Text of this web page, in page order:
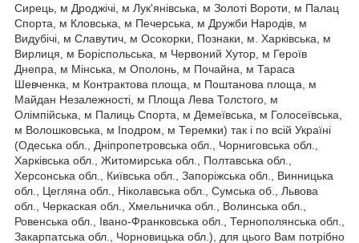
Сирець, м Дроджічі, м Лук'янівська, м Золоті Вороти, м Палац
Спорта, м Кловська, м Печерська, м Дружби Народів, м
Видубічі, м Славутич, м Осокорки, Познаки, м. Харківська, м
Вирлиця, м Боріспольська, м Червоний Хутор, м Героїв
Днепра, м Мінська, м Ополонь, м Почайна, м Тараса
Шевченка, м Контрактова площа, м Поштанова площа, м
Майдан Незалежності, м Площа Лева Толстого, м
Олімпійська, м Палиць Спорта, м Демеївська, м Голосеївська,
м Волошковська, м Іподром, м Теремки) так і по всій Україні
(Одеська обл., Дніпропетровська обл., Чорниговська обл.,
Харківська обл., Житомирська обл., Полтавська обл.,
Херсонська обл., Київська обл., Запоріжська обл., Винницька
обл., Цегляна обл., Ніколавська обл., Сумська об., Львова
обл., Черкаская обл., Хмельничка обл., Волинська обл.,
Ровенська обл., Івано-Франковська обл., Тернополянська обл.,
Закарпатська обл., Чорновицька обл.), для цього Вам потрібно